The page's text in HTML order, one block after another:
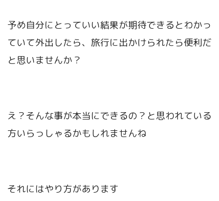
予め自分にとっていい結果が期待できるとわかっ
ていて外出したら、旅行に出かけられたら便利だ
と思いませんか？
え？そんな事が本当にできるの？と思われている
方いらっしゃるかもしれませんね
それにはやり方があります